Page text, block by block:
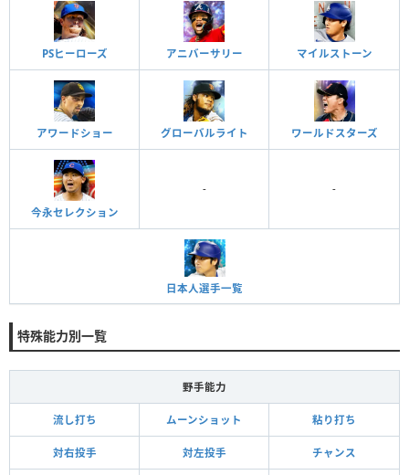
PSヒーローズ アニバーサリー マイルストーン
アワードショー グローバルライト ワールドスターズ
今永セレクション
- -
日本人選手一覧
特殊能力別一覧
野手能力
流し打ち ムーンショット 粘り打ち
対右投手 対左投手 チャンス